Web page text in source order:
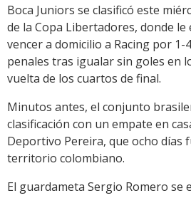
Boca Juniors se clasificó este
de la Copa Libertadores, donde le
vencer a domicilio a Racing por 1-
penales tras igualar sin goles en
vuelta de los cuartos de final.
Minutos antes, el conjunto
clasificación con un empate en
Deportivo Pereira, que ocho días
territorio colombiano.
El guardameta Sergio Romero se